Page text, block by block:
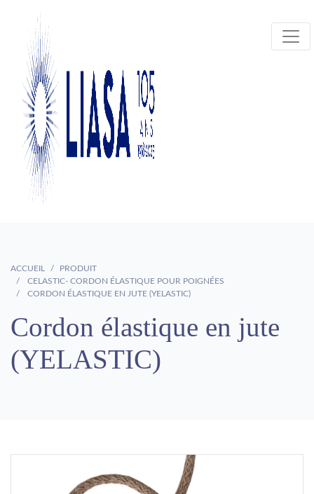
ACCUEIL
PRODUIT
CELASTIC- CORDON ÉLASTIQUE POUR POIGNÉES
CORDON ÉLASTIQUE EN JUTE (YELASTIC)
Cordon élastique en jute
(YELASTIC)